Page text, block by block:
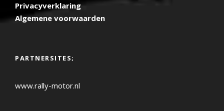
Privacyverklaring
Algemene voorwaarden
PARTNERSITES;
www.rally-motor.nl